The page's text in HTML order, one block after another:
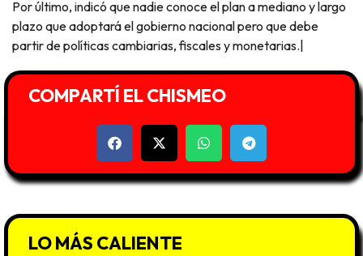
Por último, indicó que nadie conoce el plan a mediano y largo
plazo que adoptará el gobierno nacional pero que debe
partir de políticas cambiarias, fiscales y monetarias.|
COMPARTÍ EL CHISMEO
LO MÁS CALIENTE